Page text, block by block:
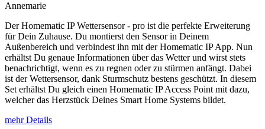
Annemarie
Der Homematic IP Wettersensor - pro ist die perfekte Erweiterung
für Dein Zuhause. Du montierst den Sensor in Deinem
Außenbereich und verbindest ihn mit der Homematic IP App. Nun
erhältst Du genaue Informationen über das Wetter und wirst stets
benachrichtigt, wenn es zu regnen oder zu stürmen anfängt. Dabei
ist der Wettersensor, dank Sturmschutz bestens geschützt. In diesem
Set erhältst Du gleich einen Homematic IP Access Point mit dazu,
welcher das Herzstück Deines Smart Home Systems bildet.
mehr Details